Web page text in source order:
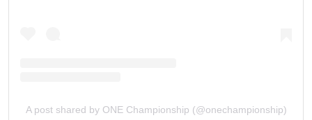
A post shared by ONE Championship (@onechampionship)